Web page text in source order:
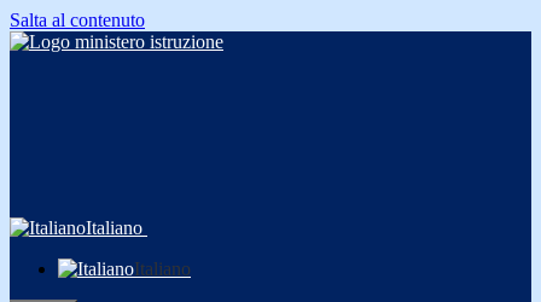
Salta al contenuto
Italiano
Italiano